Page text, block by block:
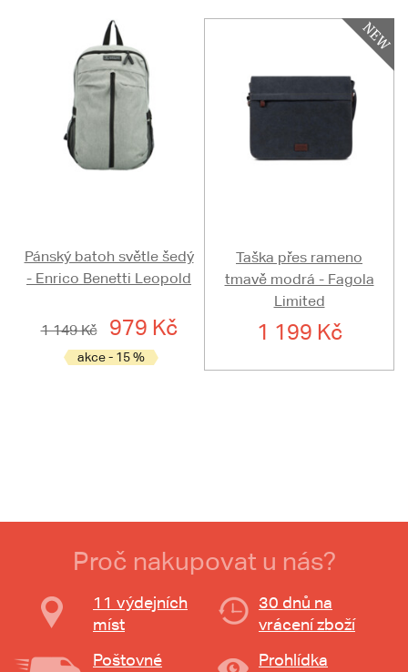
Pánský batoh světle šedý
- Enrico Benetti Leopold
1 149 Kč 979 Kč
akce - 15 %
Taška přes rameno
tmavě modrá - Fagola
Limited
1 199 Kč
Proč nakupovat u nás?
11 výdejních
míst
30 dnů na
vrácení zboží
Poštovné
Prohlídka